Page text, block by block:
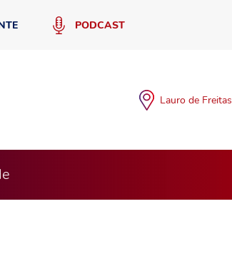
PODCAST
Lauro de Freitas